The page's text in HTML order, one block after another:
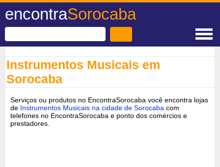
encontraSorocaba
Instrumentos Musicais em
Sorocaba
Serviços ou produtos no EncontraSorocaba você encontra lojas
de Instrumentos Musicais na cidade de Sorocaba com
telefones no EncontraSorocaba e ponto dos comércios e
prestadores.